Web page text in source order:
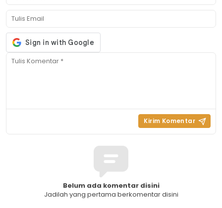
Belum ada komentar disini
Jadilah yang pertama berkomentar disini